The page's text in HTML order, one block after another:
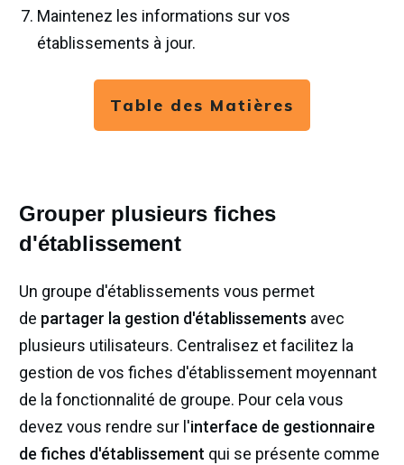
Maintenez les informations sur vos
établissements à jour.
Table des Matières
Grouper plusieurs fiches
d'établissement
Un groupe d'établissements vous permet
de partager la gestion d'établissements avec
plusieurs utilisateurs. Centralisez et facilitez la
gestion de vos fiches d'établissement moyennant
de la fonctionnalité de groupe. Pour cela vous
devez vous rendre sur l'interface de gestionnaire
de fiches d'établissement qui se présente comme